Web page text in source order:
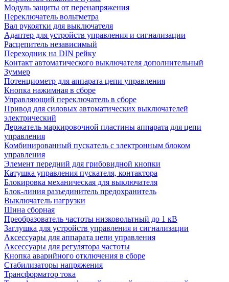
Модуль защиты от перенапряжения
Переключатель вольтметра
Вал рукоятки для выключателя
Адаптер для устройств управления и сигнализации
Расцепитель независимый
Переходник на DIN рейку
Контакт автоматического выключателя дополнительный
Зуммер
Потенциометр для аппарата цепи управления
Кнопка нажимная в сборе
Управляющий переключатель в сборе
Привод для силовых автоматических выключателей
электрический
Держатель маркировочной пластины аппарата для цепи
управления
Комбинированный пускатель с электронным блоком
управления
Элемент передний для грибовидной кнопки
Катушка управления пускателя, контактора
Блокировка механическая для выключателя
Блок-линия разъединитель предохранитель
Выключатель нагрузки
Шина сборная
Преобразователь частоты низковольтный до 1 кВ
Заглушка для устройств управления и сигнализации
Аксессуары для аппарата цепи управления
Аксессуары для регулятора частоты
Кнопка аварийного отключения в сборе
Стабилизаторы напряжения
Трансформатор тока